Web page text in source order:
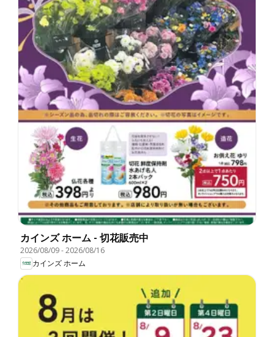
カインズ ホーム - 切花販売中
2026/08/09-2026/08/16
カインズ ホーム